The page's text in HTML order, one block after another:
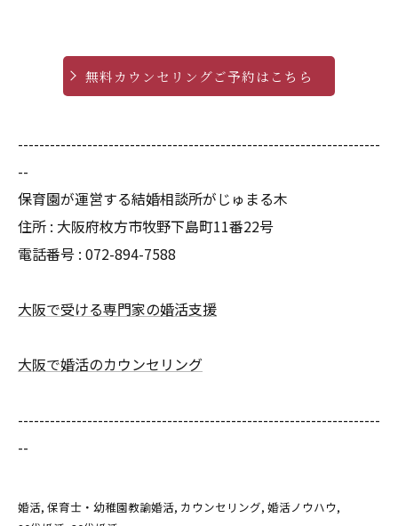
無料カウンセリングご予約はこちら
--------------------------------------------------------------------
--
保育園が運営する結婚相談所がじゅまる木
住所 : 大阪府枚方市牧野下島町11番22号
電話番号 : 072-894-7588
大阪で受ける専門家の婚活支援
大阪で婚活のカウンセリング
--------------------------------------------------------------------
--
婚活 保育士・幼稚園教諭婚活 カウンセリング 婚活ノウハウ